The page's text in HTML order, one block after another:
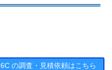
の調査・見積依頼はこちら